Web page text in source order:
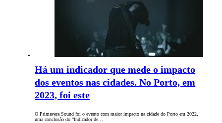
Há um indicador que mede o impacto
dos eventos nas cidades. No Porto, em
2023, foi este
O Primavera Sound foi o evento com maior impacto na cidade do Porto em 2022,
uma conclusão do “Indicador de…